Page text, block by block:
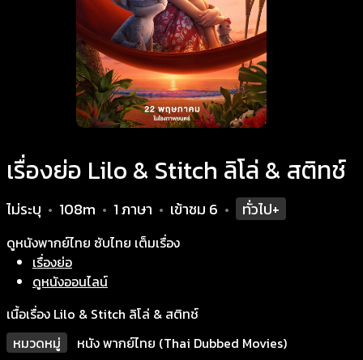
เรื่องย่อ Lilo & Stitch ลิโล่ & สติทช์
ไม่ระบุ • 108m • 1 ภาษา • เข้าชม 6 • ทั่วไป+
ดูหนังพากย์ไทย ซับไทย เต็มเรื่อง
เรื่องย่อ
ดูหนังออนไลน์
เนื้อเรื่อง Lilo & Stitch ลิโล่ & สติทช์
หมวดหมู่
หนัง พากย์ไทย (Thai Dubbed Movies)